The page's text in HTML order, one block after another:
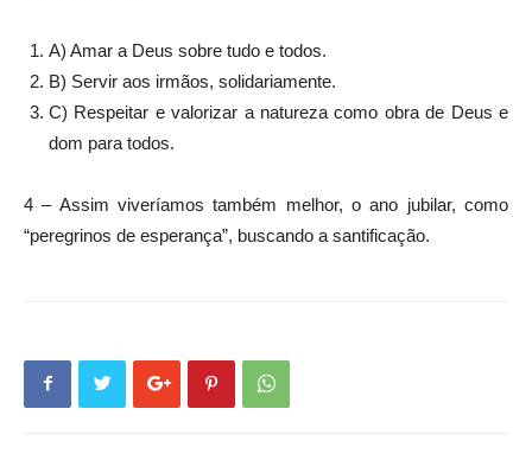
A) Amar a Deus sobre tudo e todos.
B) Servir aos irmãos, solidariamente.
C) Respeitar e valorizar a natureza como obra de Deus e
dom para todos.
4 – Assim viveríamos também melhor, o ano jubilar, como
“peregrinos de esperança”, buscando a santificação.